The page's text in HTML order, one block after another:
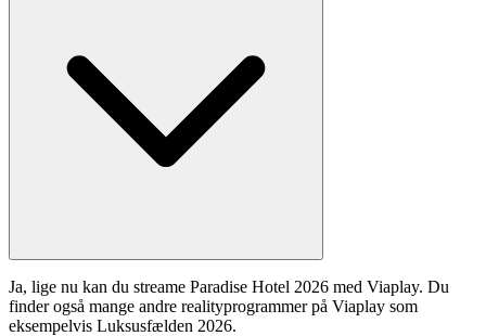
Ja, lige nu kan du streame Paradise Hotel 2026 med Viaplay. Du
finder også mange andre realityprogrammer på Viaplay som
eksempelvis Luksusfælden 2026.